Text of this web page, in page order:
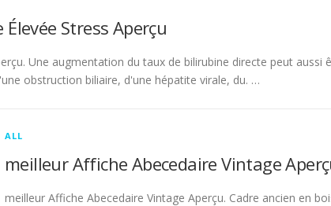
Stress Aperçu
Une augmentation du taux de bilirubine directe peut aussi
obstruction biliaire, d'une hépatite virale, du. …
ALL
meilleur Affiche Abecedaire Vintage
meilleur Affiche Abecedaire Vintage Aperçu. Cadre ancien en